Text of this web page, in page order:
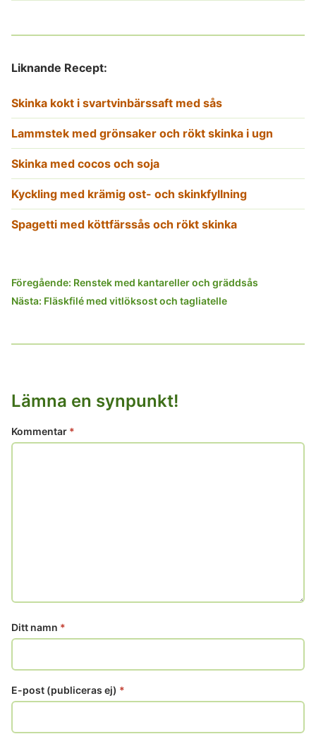
Liknande Recept:
Skinka kokt i svartvinbärssaft med sås
Lammstek med grönsaker och rökt skinka i ugn
Skinka med cocos och soja
Kyckling med krämig ost- och skinkfyllning
Spagetti med köttfärssås och rökt skinka
Inläggsnavigering
Föregående: Renstek med kantareller och gräddsås
Nästa: Fläskfilé med vitlöksost och tagliatelle
Lämna en synpunkt!
Kommentar *
Ditt namn *
E-post (publiceras ej) *